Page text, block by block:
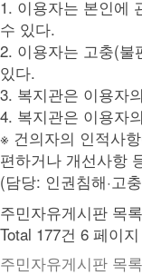
1. 이용자는 본인에
수 있다.
2. 이용자는 고충(불
있다.
3. 복지관은 이용자
4. 복지관은 이용자
※ 건의자의 인적사
편하거나 개선사항
(담당: 인권침해·고
주민자유게시판 목록
Total 177건 6 페이지
주민자유게시판 목록